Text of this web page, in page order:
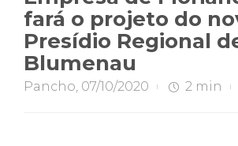
fará o projeto do
Presídio Regional
Blumenau
Pancho 07/10/2020 2 min